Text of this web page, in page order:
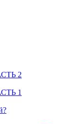
2
1